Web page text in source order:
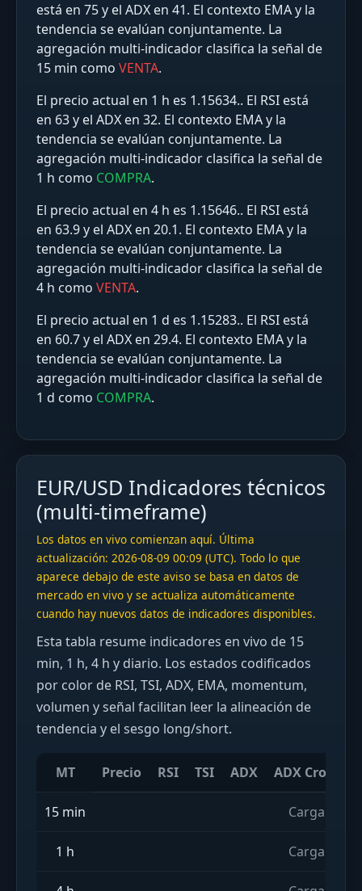
está en 75 y el ADX en 41. El contexto EMA y la
tendencia se evalúan conjuntamente. La
agregación multi‑indicador clasifica la señal de
15 min como VENTA.
El precio actual en 1 h es 1.15634.. El RSI está
en 63 y el ADX en 32. El contexto EMA y la
tendencia se evalúan conjuntamente. La
agregación multi‑indicador clasifica la señal de
1 h como COMPRA.
El precio actual en 4 h es 1.15646.. El RSI está
en 63.9 y el ADX en 20.1. El contexto EMA y la
tendencia se evalúan conjuntamente. La
agregación multi‑indicador clasifica la señal de
4 h como VENTA.
El precio actual en 1 d es 1.15283.. El RSI está
en 60.7 y el ADX en 29.4. El contexto EMA y la
tendencia se evalúan conjuntamente. La
agregación multi‑indicador clasifica la señal de
1 d como COMPRA.
EUR/USD Indicadores técnicos
(multi-timeframe)
Los datos en vivo comienzan aquí. Última
actualización: 2026-08-09 00:09 (UTC). Todo lo que
aparece debajo de este aviso se basa en datos de
mercado en vivo y se actualiza automáticamente
cuando hay nuevos datos de indicadores disponibles.
Esta tabla resume indicadores en vivo de 15
min, 1 h, 4 h y diario. Los estados codificados
por color de RSI, TSI, ADX, EMA, momentum,
volumen y señal facilitan leer la alineación de
tendencia y el sesgo long/short.
MT Precio RSI TSI ADX ADX Cross
15 min Cargando
1 h Cargando